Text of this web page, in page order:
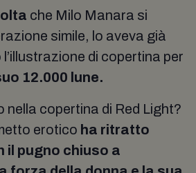
che Milo Manara si
simile, lo aveva già
di copertina per
12.000 lune.
nella copertina di Red Light?
erotico ha ritratto
il pugno chiuso a